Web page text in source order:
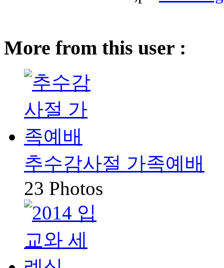
More from this user :
추수감사절 가족예배
23 Photos